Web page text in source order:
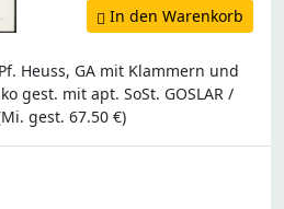
In den Warenkorb
Heuss, GA mit Klammern und
gest. mit apt. SoSt. GOSLAR /
gest. 67.50 €)